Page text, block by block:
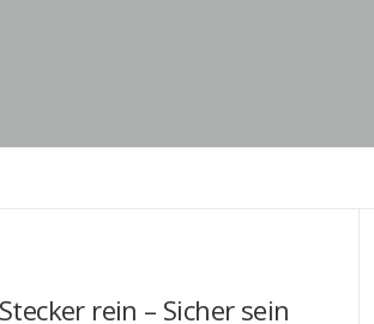
rein – Sicher sein